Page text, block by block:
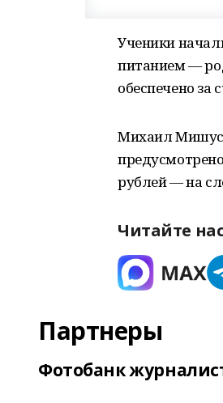
Ученики
питанием —
обеспечено за
Михаил
рублей — на
Читайте
Партнеры
Фотобанк